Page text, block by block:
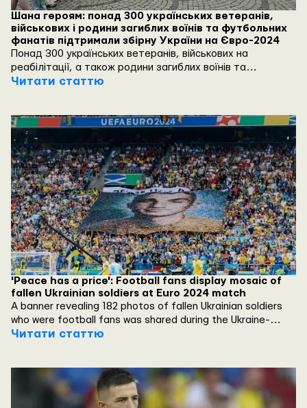
Шана героям: понад 300 українських ветеранів,
військових і родини загиблих воїнів та футбольних
фанатів підтримали збірну України на Євро-2024
Понад 300 українських ветеранів, військових на
реабілітації, а також родини загиблих воїнів та
футбольних фанатів отримали можливість підтримати
Читати статтю
'Peace has a price': Football fans display mosaic of
fallen Ukrainian soldiers at Euro 2024 match
A banner revealing 182 photos of fallen Ukrainian soldiers
who were football fans was shared during the Ukraine-
Belgium Euro 2024 match.
Читати статтю